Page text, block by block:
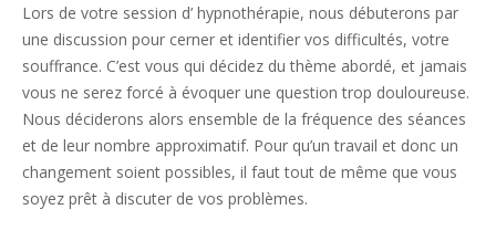
Lors de votre session d’ hypnothérapie, nous débuterons par
une discussion pour cerner et identifier vos difficultés, votre
souffrance. C’est vous qui décidez du thème abordé, et jamais
vous ne serez forcé à évoquer une question trop douloureuse.
Nous déciderons alors ensemble de la fréquence des séances
et de leur nombre approximatif. Pour qu’un travail et donc un
changement soient possibles, il faut tout de même que vous
soyez prêt à discuter de vos problèmes.